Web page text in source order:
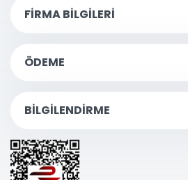
FİRMA BİLGİLERİ
ÖDEME
BİLGİLENDİRME